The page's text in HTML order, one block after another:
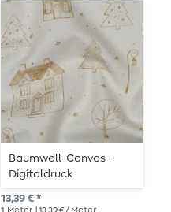
Baumwoll-Canvas -
Digitaldruck
Weihnachtsstadt Weiß
13,39 € *